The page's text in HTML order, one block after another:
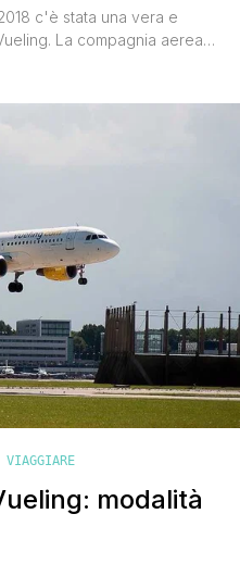
c'è stata una vera e
La compagnia aerea
possibile per il suo
modalità